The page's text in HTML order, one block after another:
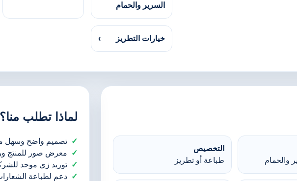
السرير والحمام
خيارات التطريز ›
والحمام
التخصيص
طباعة أو تطريز
لماذا تطلب منا؟
تصميم واضح وسهل
معرض صور للمنتج
توريد زي موحد
دعم لطباعة